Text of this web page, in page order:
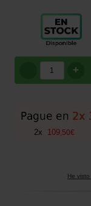
+
2x 109, 50€
He